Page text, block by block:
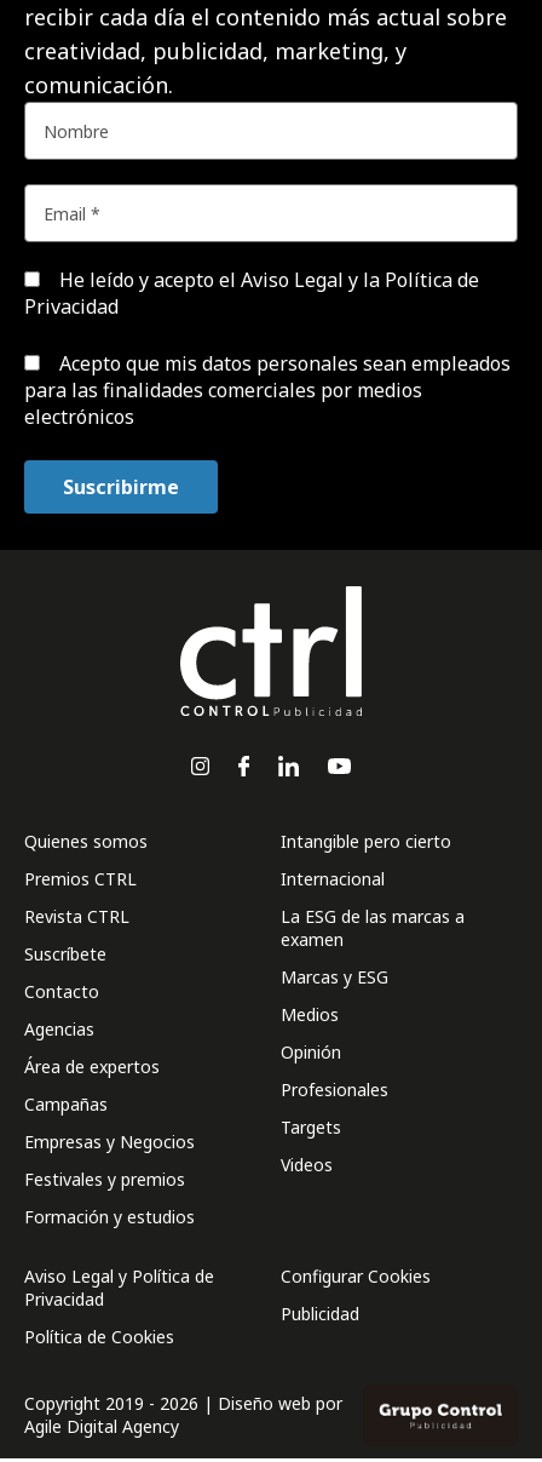
recibir cada día el contenido más actual sobre
creatividad, publicidad, marketing, y
comunicación.
He leído y acepto el Aviso Legal y la Política de
Privacidad
Acepto que mis datos personales sean empleados
para las finalidades comerciales por medios
electrónicos
Quienes somos
Premios CTRL
Revista CTRL
Suscríbete
Contacto
Agencias
Área de expertos
Campañas
Empresas y Negocios
Festivales y premios
Formación y estudios
Intangible pero cierto
Internacional
La ESG de las marcas a
examen
Marcas y ESG
Medios
Opinión
Profesionales
Targets
Videos
Aviso Legal y Política de
Privacidad
Política de Cookies
Configurar Cookies
Publicidad
Copyright 2019 - 2026 | Diseño web por
Agile Digital Agency